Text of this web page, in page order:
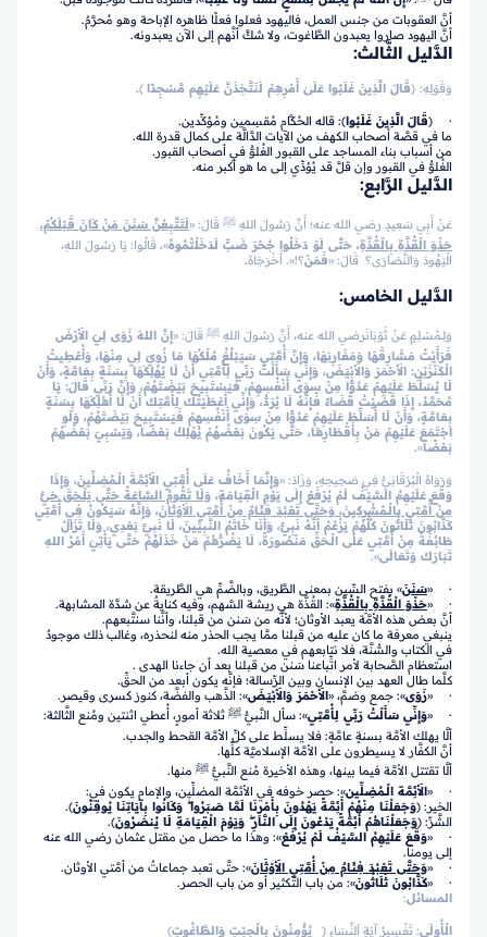
أنَّ العقوبات من جنس العمل، فاليهود فعلوا فعلًا ظاهره الإباحة وهو مُحرَّمٌ.
أنَّ اليهود صاروا يعبدون الطَّاغوت، ولا شكَّ أنَّهم إلى الآن يعبدونه.
الدَّليل الثَّالث:
وَقَوْلِهِ: ﴿قَالَ الَّذِينَ غَلَبُوا عَلَىٰ أَمْرِهِمْ لَنَتَّخِذَنَّ عَلَيْهِم مَّسْجِدًا ﴾.
· ﴿قَالَ الَّذِينَ غَلَبُوا﴾: قاله الحُكَّام مُقسِمين ومُؤكِّدين.
ما في قصَّة أصحاب الكهف من الآيات الدَّالَّة على كمال قدرة الله.
من أسباب بناء المساجد على القبور الغُلوُّ في أصحاب القبور.
الغُلوُّ في القبور وإن قلَّ قد يُؤدِّي إلى ما هو أكبر منه.
الدَّليل الرَّابع:
عَنْ أَبِي سَعِيدٍ رضي الله عنه؛ أَنَّ رَسُولَ اللهِ ﷺ قَالَ: «لَتَتَّبِعُنَّ سَنَنَ مَنْ كَانَ قَبْلَكُمْ،
حَذْوَ الْقُذَّةِ بِالْقُذَّةِ، حَتَّى لَوْ دَخَلُوا جُحْرَ ضَبٍّ لَدَخَلْتُمُوهُ»، قَالُوا: يَا رَسُولَ اللهِ،
الْيَهُودَ وَالنَّصَارَى؟ قَالَ: «فَمَنْ؟!». أَخْرَجَاهُ.
الدَّليل الخامس:
وَلِـمُسْلِمٍ عَنْ ثَوْبَانَرضي الله عنه، أَنَّ رَسُولَ اللهِ ﷺ قَالَ: «إِنَّ اللهَ زَوَى لِيَ الأَرْضَ
فَرَأَيْتُ مَشَارِقَهَا وَمَغَارِبَهَا، وَإِنَّ أُمَّتِي سَيَبْلُغُ مُلْكُهَا مَا زُوِيَ لِي مِنْهَا، وَأُعْطِيتُ
الْكَنْزَيْنِ: الأَحْمَرَ وَالأَبْيَضَ، وَإِنِّي سَأَلْتُ رَبِّي لِأُمَّتِي أَنْ لَا يُهْلِكَهَا بِسَنَةٍ بِعَامَّةٍ، وَأَنْ
لَا يُسَلِّطَ عَلَيْهِمْ عَدُوًّا مِنْ سِوَى أَنْفُسِهِمْ، فَيَسْتَبِيحَ بَيْضَتَهُمْ، وَإِنَّ رَبِّي قَالَ: يَا
مُحَمَّدُ، إِذَا قَضَيْتُ قَضَاءً فَإِنَّهُ لَا يُرَدُّ، وَإِنِّي أَعْطَيْتُكَ لِأُمَّتِكَ أَنْ لَا أُهْلِكَهَا بِسَنَةٍ
بِعَامَّةٍ، وَأَنْ لَا أُسَلِّطَ عَلَيْهِمْ عَدُوًّا مِنْ سِوَى أَنْفُسِهِمْ فَيَسْتَبِيحَ بَيْضَتَهُمْ، وَلَوِ
اجْتَمَعَ عَلَيْهِمْ مَنْ بِأَقْطَارِهَا، حَتَّى يَكُونَ بَعْضُهُمْ يُهْلِكُ بَعْضًا، وَيَسْبِيَ بَعْضُهُمْ
بَعْضًا»
.
وَرَوَاهُ الْبُرْقَانِيُّ فِي صَحِيحِهِ، وَزَادَ: «وَإِنَّمَا أَخَافُ عَلَى أُمَّتِي الأَئِمَّةَ الْـمُضِلِّينَ، وَإِذَا
وَقَعَ عَلَيْهِمُ السَّيْفُ لَمْ يُرْفَعْ إِلَى يَوْمِ الْقِيَامَةِ، وَلَا تَقُومُ السَّاعَةُ حَتَّى يَلْـحَقَ حَيٌّ
مِنْ أُمَّتِي بِالْـمُشْرِكِينَ، وَحَتَّى تَعْبُدَ فِئَامٌ مِنْ أُمَّتِي الأَوْثَانَ، وَإِنَّهُ سَيَكُونُ فِي أُمَّتِي
كَذَّابُونَ ثَلَاثُونَ كُلُّهُمْ يَزْعُمُ أَنَّهُ نَبِيٌّ، وَأَنَا خَاتَمُ النَّبِيِّينَ، لَا نَبِيَّ بَعْدِي، وَلَا تَزَالُ
طَائِفَةٌ مِنْ أُمَّتِي عَلَى الْـحَقِّ مَنْصُورَةً، لَا يَضُرُّهُمْ مَنْ خَذَلَهُمْ حَتَّى يَأْتِيَ أَمْرُ اللهِ
تَبَارَكَ وَتَعَالَى».
· «سَنَنَ» بفتح السِّين بمعنى الطَّريق، وبالضَّمِّ هي الطَّريقة.
· «حَذْوَ الْقُذَّةِ بِالْقُذَّةِ»: القُذَّة هي ريشة السَّهم، وفيه كنايةٌ عن شدَّة المشابهة.
أنَّ بعض هذه الأمَّة يعبد الأوثان؛ لأنَّه من سَنن من قبلنا، وأنَّنا سنتَّبعهم.
ينبغي معرفة ما كان عليه من قبلنا ممَّا يجب الحذر منه لنحذره، وغالب ذلك موجودٌ
في الكتاب والسُّنَّة، فلا نتابعهم في معصية الله.
استعظام الصَّحابة لأمر اتِّباعنا سَنن من قبلنا بعد أن جاءنا الهدى .
كلَّما طال العهد بين الإنسان وبين الرِّسالة؛ فإنَّه يكون أبعد من الحقِّ.
· «زَوَى»: جمع وضمَّ، «الأَحْمَرَ وَالأَبْيَضَ»: الذَّهب والفضَّة، كنوز كسرى وقيصر.
· «وَإِنِّي سَأَلْتُ رَبِّي لِأُمَّتِي»: سأل النَّبيُّ ﷺ ثلاثة أمورٍ، أُعطي اثنتين ومُنع الثَّالثة:
ألَّا يهلك الأمَّة بسنةٍ عامَّةٍ: فلا يسلِّط على كلِّ الأمَّة القحط والجدب.
أنَّ الكفَّار لا يسيطرون على الأمَّة الإسلاميَّة كلِّها.
ألَّا تقتتل الأمَّة فيما بينها، وهذه الأخيرة مُنع النَّبيُّ ﷺ منها.
· «الأَئِمَّة الْـمُضِلِّين»: حصر خوفه في الأئمَّة المضلِّين، والإمام يكون في:
الخير: ﴿وَجَعَلْنَا مِنْهُمْ أَئِمَّةً يَهْدُونَ بِأَمْرِنَا لَمَّا صَبَرُوا ۖ وَكَانُوا بِآيَاتِنَا يُوقِنُونَ﴾.
الشَّرِّ: ﴿وَجَعَلْنَاهُمْ أَئِمَّةً يَدْعُونَ إِلَى النَّارِ ۖ وَيَوْمَ الْقِيَامَةِ لَا يُنصَرُونَ﴾.
· «وَقَعَ عَلَيْهِمُ السَّيْفُ لَمْ يُرْفَعْ»: وهذا ما حصل من مقتل عثمان رضي الله عنه
إلى يومنا.
· «وَحَتَّى تَعْبُدَ فِئَامٌ مِنْ أُمَّتِي الأَوْثَانَ»: حتَّى تعبد جماعاتٌ من أمَّتي الأوثان.
· «كَذَّابُونَ ثَلَاثُونَ»: من باب التَّكثير أو من باب الحصر.
المسائل:
الْأُولَى: تَفْسِيرُ آيَةِ اَلنِّسَاءِ ﴿ يُؤْمِنُونَ بِالْجِبْتِ وَالطَّاغُوتِ﴾